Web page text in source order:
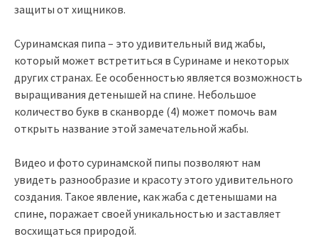
защиты от хищников.
Суринамская пипа – это удивительный вид жабы,
который может встретиться в Суринаме и некоторых
других странах. Ее особенностью является возможность
выращивания детенышей на спине. Небольшое
количество букв в сканворде (4) может помочь вам
открыть название этой замечательной жабы.
Видео и фото суринамской пипы позволяют нам
увидеть разнообразие и красоту этого удивительного
создания. Такое явление, как жаба с детенышами на
спине, поражает своей уникальностью и заставляет
восхищаться природой.